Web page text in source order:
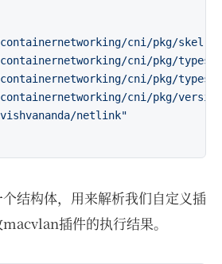
cni/pkg/skel"
cni/pkg/types"
cni/pkg/types/
cni/pkg/
netlink"
结构体，用来解析我们自定义插
插件的执行结果。